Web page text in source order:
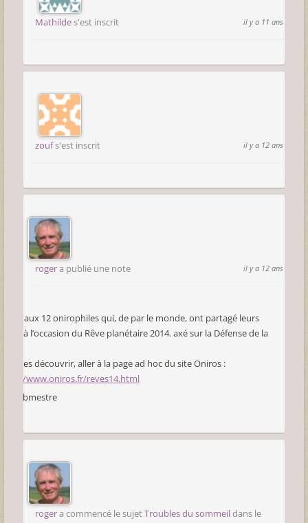
Mathildes'est inscrit il y a 11 ans
zoufs'est inscrit il y a 12 ans
rogera publié une note il y a 12 ans
aux 12 onirophiles qui, de par le monde, ont partagé leurs
à l’occasion du Rêve planétaire 2014. axé sur la Défense de la
les découvrir, aller à la page ad hoc du site Oniros :
www.oniros.fr/reves14.html
webmestre
rogera commencé le sujetTroubles du sommeildans le